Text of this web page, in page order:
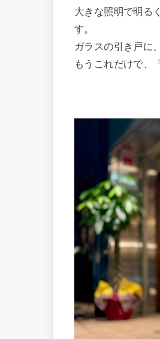
大きな照明で明る
す。
ガラスの引き戸に
もうこれだけで、